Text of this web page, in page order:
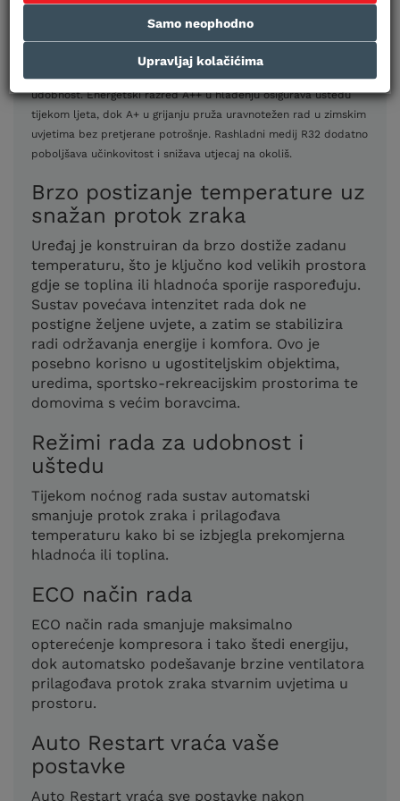
izbjegava nepotrebno trošenje energije i smanjuje broj ciklusa
udobnost. Energetski razred A++ u hlađenju osigurava uštedu
tijekom ljeta, dok A+ u grijanju pruža uravnotežen rad u zimskim
uvjetima bez pretjerane potrošnje. Rashladni medij R32 dodatno
poboljšava učinkovitost i snižava utjecaj na okoliš.
Brzo postizanje temperature uz
snažan protok zraka
Uređaj je konstruiran da brzo dostiže zadanu
temperaturu, što je ključno kod velikih prostora
gdje se toplina ili hladnoća sporije raspoređuju.
Sustav povećava intenzitet rada dok ne
postigne željene uvjete, a zatim se stabilizira
radi održavanja energije i komfora. Ovo je
posebno korisno u ugostiteljskim objektima,
uredima, sportsko-rekreacijskim prostorima te
domovima s većim boravcima.
Režimi rada za udobnost i
uštedu
Tijekom noćnog rada sustav automatski
smanjuje protok zraka i prilagođava
temperaturu kako bi se izbjegla prekomjerna
hladnoća ili toplina.
ECO način rada
ECO način rada smanjuje maksimalno
opterećenje kompresora i tako štedi energiju,
dok automatsko podešavanje brzine ventilatora
prilagođava protok zraka stvarnim uvjetima u
prostoru.
Auto Restart vraća vaše
postavke
Auto Restart vraća sve postavke nakon
Samo neophodno
Upravljaj kolačićima